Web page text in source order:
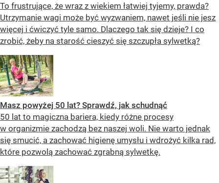
To frustrujące, że wraz z wiekiem łatwiej tyjemy, prawda?
Utrzymanie wagi może być wyzwaniem, nawet jeśli nie jesz
więcej i ćwiczyć tyle samo. Dlaczego tak się dzieje? I co
zrobić, żeby na starość cieszyć się szczupła sylwetką?
Masz powyżej 50 lat? Sprawdź, jak schudnąć
50 lat to magiczna bariera, kiedy różne procesy
w organizmie zachodzą bez naszej woli. Nie warto jednak
się smucić, a zachować higienę umysłu i wdrożyć kilka rad,
które pozwolą zachować zgrabną sylwetkę.